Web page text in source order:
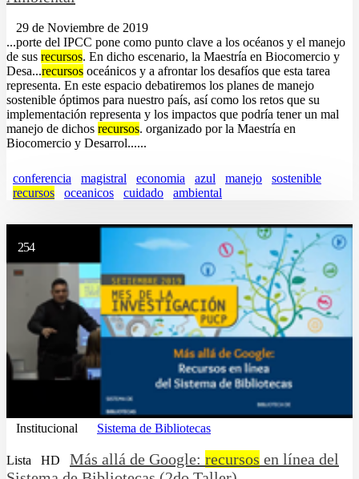
29 de Noviembre de 2019
...porte del IPCC pone como punto clave a los océanos y el manejo
de sus recursos. En dicho escenario, la Maestría en Biocomercio y
Desa...recursos oceánicos y a afrontar los desafíos que esta tarea
representa. En este espacio debatiremos los planes de manejo
sostenible óptimos para nuestro país, así como los retos que su
implementación representa y los impactos que podría tener un mal
manejo de dichos recursos. organizado por la Maestría en
Biocomercio y Desarrol......
conferencia magistral economia azul manejo
sostenible
recursos
oceanicos cuidado ambiental
254
Institucional Sistema de Bibliotecas
Lista HD Más allá de Google: recursos en línea del